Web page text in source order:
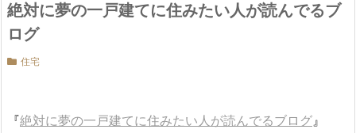
絶対に夢の一戸建てに住みたい人が読んでるブ
ログ
住宅
『絶対に夢の一戸建てに住みたい人が読んでるブログ』